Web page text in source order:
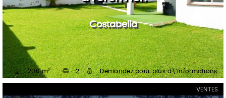
Costabella
200 m2 2 Demandez pour plus d\'informations
VENTES